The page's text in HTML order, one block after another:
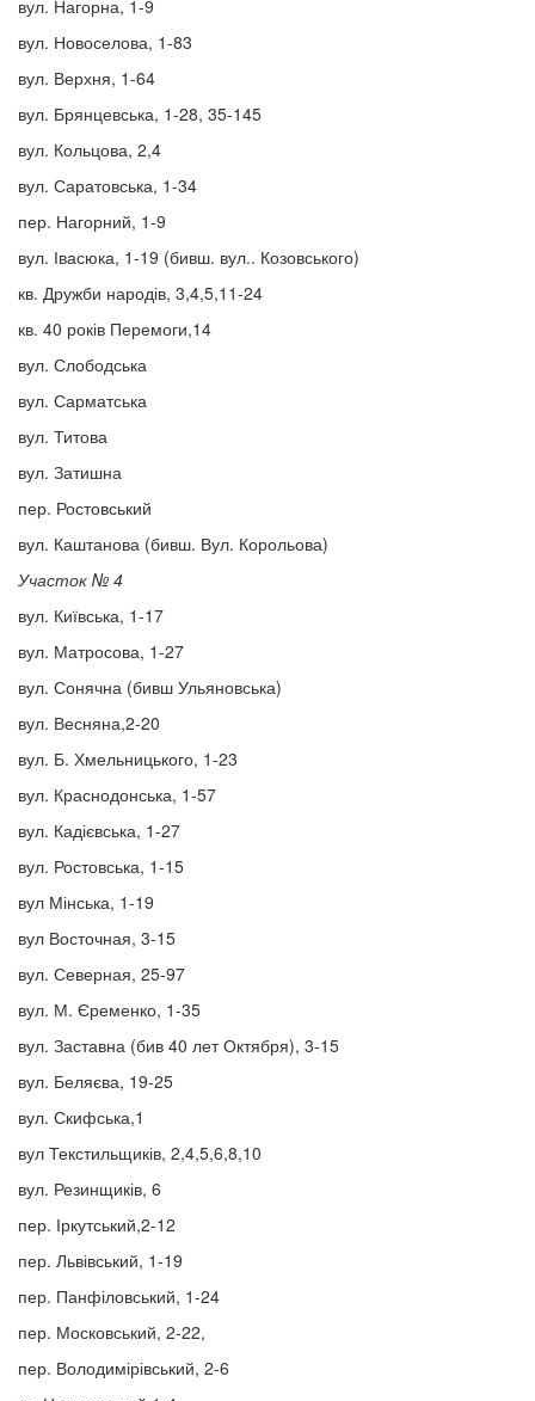
вул. Нагорна, 1-9
вул. Новоселова, 1-83
вул. Верхня, 1-64
вул. Брянцевська, 1-28, 35-145
вул. Кольцова, 2,4
вул. Саратовська, 1-34
пер. Нагорний, 1-9
вул. Івасюка, 1-19 (бивш. вул.. Козовського)
кв. Дружби народів, 3,4,5,11-24
кв. 40 років Перемоги,14
вул. Слободська
вул. Сарматська
вул. Титова
вул. Затишна
пер. Ростовський
вул. Каштанова (бивш. Вул. Корольова)
Участок № 4
вул. Київська, 1-17
вул. Матросова, 1-27
вул. Сонячна (бивш Ульяновська)
вул. Весняна,2-20
вул. Б. Хмельницького, 1-23
вул. Краснодонська, 1-57
вул. Кадієвська, 1-27
вул. Ростовська, 1-15
вул Мінська, 1-19
вул Восточная, 3-15
вул. Северная, 25-97
вул. М. Єременко, 1-35
вул. Заставна (бив 40 лет Октября), 3-15
вул. Беляєва, 19-25
вул. Скифська,1
вул Текстильщиків, 2,4,5,6,8,10
вул. Резинщиків, 6
пер. Іркутський,2-12
пер. Львівський, 1-19
пер. Панфіловський, 1-24
пер. Московський, 2-22,
пер. Володимірівський, 2-6